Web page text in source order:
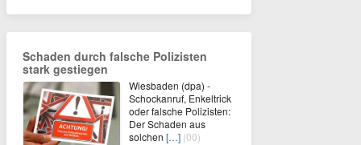
Schaden durch falsche Polizisten
stark gestiegen
Wiesbaden (dpa) -
Schockanruf, Enkeltrick
oder falsche Polizisten:
Der Schaden aus
solchen […] (00)